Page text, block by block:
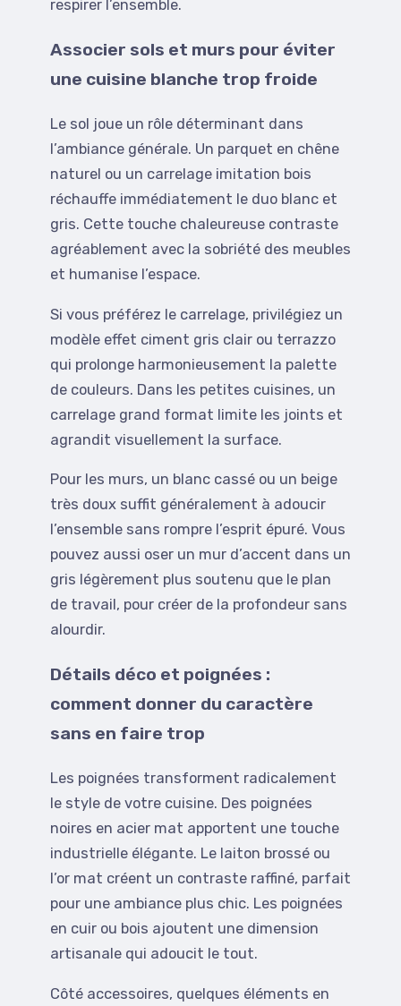
respirer l’ensemble.
Associer sols et murs pour éviter
une cuisine blanche trop froide
Le sol joue un rôle déterminant dans
l’ambiance générale. Un parquet en chêne
naturel ou un carrelage imitation bois
réchauffe immédiatement le duo blanc et
gris. Cette touche chaleureuse contraste
agréablement avec la sobriété des meubles
et humanise l’espace.
Si vous préférez le carrelage, privilégiez un
modèle effet ciment gris clair ou terrazzo
qui prolonge harmonieusement la palette
de couleurs. Dans les petites cuisines, un
carrelage grand format limite les joints et
agrandit visuellement la surface.
Pour les murs, un blanc cassé ou un beige
très doux suffit généralement à adoucir
l’ensemble sans rompre l’esprit épuré. Vous
pouvez aussi oser un mur d’accent dans un
gris légèrement plus soutenu que le plan
de travail, pour créer de la profondeur sans
alourdir.
Détails déco et poignées :
comment donner du caractère
sans en faire trop
Les poignées transforment radicalement
le style de votre cuisine. Des poignées
noires en acier mat apportent une touche
industrielle élégante. Le laiton brossé ou
l’or mat créent un contraste raffiné, parfait
pour une ambiance plus chic. Les poignées
en cuir ou bois ajoutent une dimension
artisanale qui adoucit le tout.
Côté accessoires, quelques éléments en